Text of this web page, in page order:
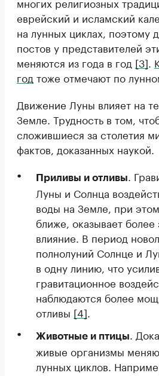
еврейский и исламский
на лунных циклах, поэтому
постов у представителей
меняются из года в год [3]
год тоже отмечают по
Движение Луны влияет на
Земле. Трудность в том,
сложившиеся за столетия
фактов, доказанных наукой.
Приливы и отливы
.
Луны и Солнца
воды на Земле, при
ближе, оказывает более
влияние. В период
полнолуний Солнце и
в одну линию, что
гравитационное
наблюдаются более
отливы [4]
Животные и птицы
.
живые организмы
лунных циклов.